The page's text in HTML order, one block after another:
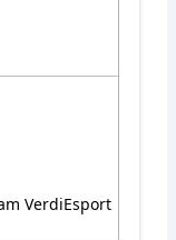
VerdiEsport